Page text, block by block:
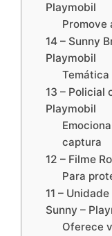
Playmobil
Promove
14 – Sunny
Playmobil
13 – Policial
Playmobil
captura
12 – Filme
Para
11 –
Sunny –
Oferece